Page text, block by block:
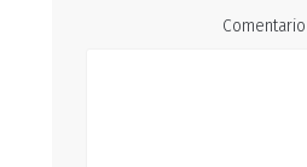
Comentario